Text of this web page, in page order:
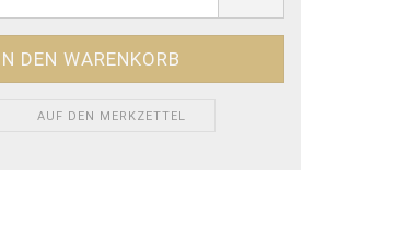
AUF DEN MERKZETTEL